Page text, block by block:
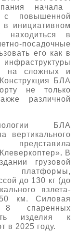
начала
с повышенной
в инициативном
находиться в
посадочные
его как в
на сложных и
БЛА
не только
различной
БЛА
вертикального
представила
. В
грузовой
платформы,
до 130 кг (до
взлета-
км. Силовая
изделия к
в 2025 году.